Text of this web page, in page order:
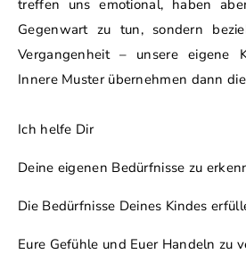
treffen uns emotional, haben
Gegenwart zu tun, sondern
Vergangenheit – unsere eigene
Innere Muster übernehmen dann
Ich helfe Dir
Deine eigenen Bedürfnisse zu
Die Bedürfnisse Deines Kindes
Eure Gefühle und Euer Handeln zu